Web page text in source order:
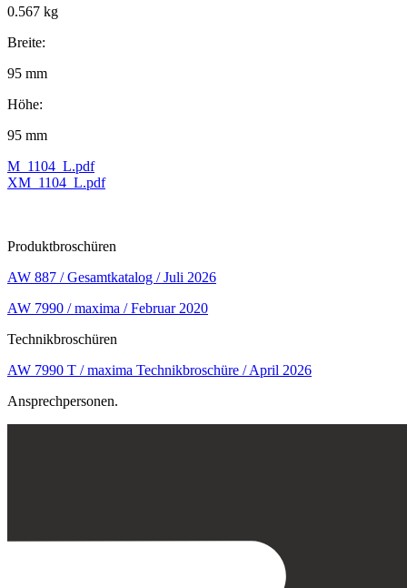
0.567 kg
Breite:
95 mm
Höhe:
95 mm
M_1104_L.pdf
XM_1104_L.pdf
Produktbroschüren
AW 887 / Gesamtkatalog / Juli 2026
AW 7990 / maxima / Februar 2020
Technikbroschüren
AW 7990 T / maxima Technikbroschüre / April 2026
Ansprechpersonen.